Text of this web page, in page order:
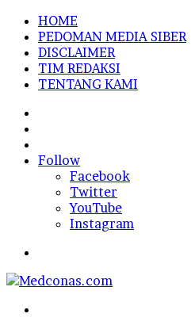
HOME
PEDOMAN MEDIA SIBER
DISCLAIMER
TIM REDAKSI
TENTANG KAMI
In
Follow
Facebook
Twitter
YouTube
Instagram